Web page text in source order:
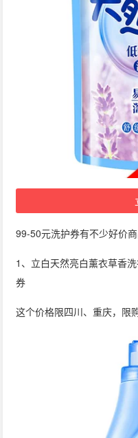
99-50元洗护券有不少好价商
1、立白天然亮白薰衣草香
券
这个价格限四川、重庆，限